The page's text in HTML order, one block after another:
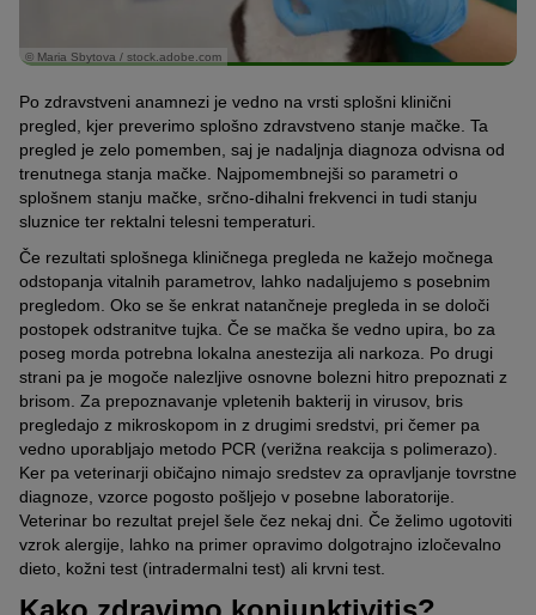
© Maria Sbytova / stock.adobe.com
Po zdravstveni anamnezi je vedno na vrsti splošni klinični
pregled, kjer preverimo splošno zdravstveno stanje mačke. Ta
pregled je zelo pomemben, saj je nadaljnja diagnoza odvisna od
trenutnega stanja mačke. Najpomembnejši so parametri o
splošnem stanju mačke, srčno-dihalni frekvenci in tudi stanju
sluznice ter rektalni telesni temperaturi.
Če rezultati splošnega kliničnega pregleda ne kažejo močnega
odstopanja vitalnih parametrov, lahko nadaljujemo s posebnim
pregledom. Oko se še enkrat natančneje pregleda in se določi
postopek odstranitve tujka. Če se mačka še vedno upira, bo za
poseg morda potrebna lokalna anestezija ali narkoza. Po drugi
strani pa je mogoče nalezljive osnovne bolezni hitro prepoznati z
brisom. Za prepoznavanje vpletenih bakterij in virusov, bris
pregledajo z mikroskopom in z drugimi sredstvi, pri čemer pa
vedno uporabljajo metodo PCR (verižna reakcija s polimerazo).
Ker pa veterinarji običajno nimajo sredstev za opravljanje tovrstne
diagnoze, vzorce pogosto pošljejo v posebne laboratorije.
Veterinar bo rezultat prejel šele čez nekaj dni. Če želimo ugotoviti
vzrok alergije, lahko na primer opravimo dolgotrajno izločevalno
dieto, kožni test (intradermalni test) ali krvni test.